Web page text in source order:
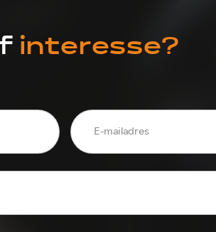
interesse?